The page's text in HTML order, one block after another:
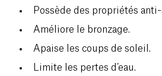
Possède des propriétés anti-
Améliore le bronzage.
Apaise les coups de soleil.
Limite les pertes d’eau.